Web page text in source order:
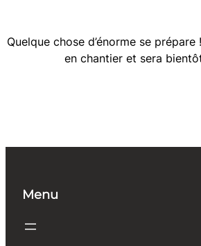
Quelque chose d’énorme se
en chantier et sera
Menu